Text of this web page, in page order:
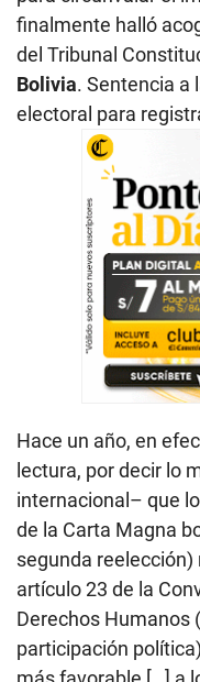
finalmente halló
del Tribunal
Bolivia. Sentencia a
electoral para
Hace un año, en
lectura, por decir lo
internacional– que
de la Carta Magna
segunda
artículo 23 de la
Derechos Humanos
participación